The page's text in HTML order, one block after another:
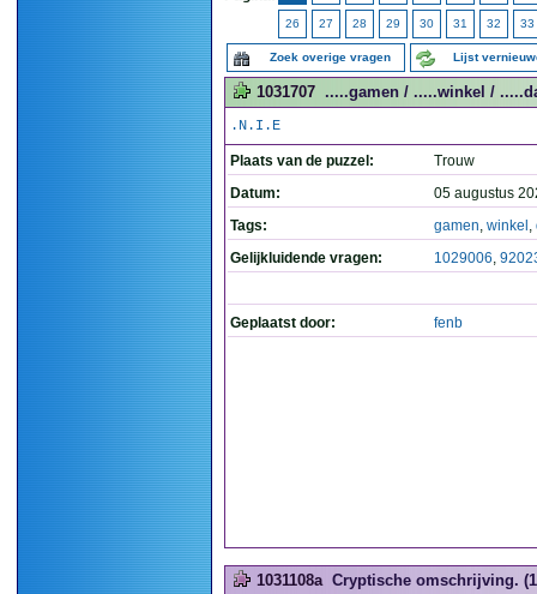
26 27 28 29 30 31 32 33
Zoek overige vragen Lijst
1031707 .....gamen / .....winkel /
.N.I.E
Plaats van de puzzel:
Trouw
Datum:
05 augustus
Tags:
gamen, winkel ,
Gelijkluidende vragen:
1029006,
Geplaatst door: fenb
1031108a Cryptische omschrijving.